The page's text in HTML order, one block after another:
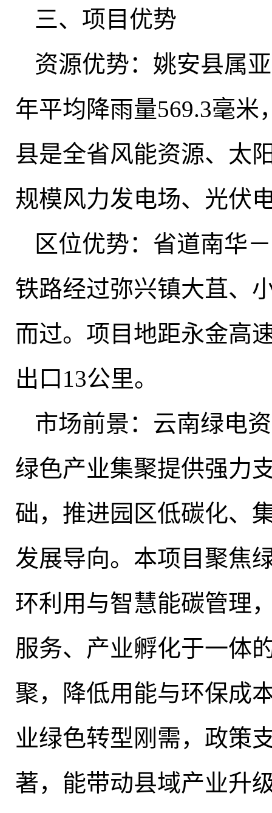
三、项目优势
资源优势：姚安县属
年平均降雨量569.3毫米
县是全省风能资源、太
规模风力发电场、光伏
区位优势：省道南华
铁路经过弥兴镇大苴、
而过。 项目地距永金高
出口13公里。
市场前景：云南绿电
绿色产业集聚提供强力
础， 推进园区低碳化、
发展导向。 本项目聚焦
环利用与智慧能碳管理
服务、产业孵化于一体
聚，降低用能与环保成
业绿色转型刚需， 政策
著，能带动县域产业升